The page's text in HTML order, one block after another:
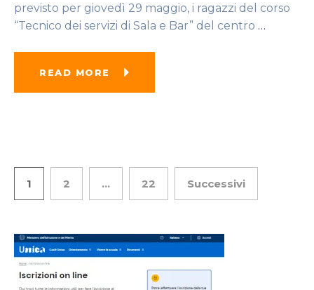
previsto per giovedì 29 maggio, i ragazzi del corso
“Tecnico dei servizi di Sala e Bar” del centro …
READ MORE
1 2 … 22 Successivi